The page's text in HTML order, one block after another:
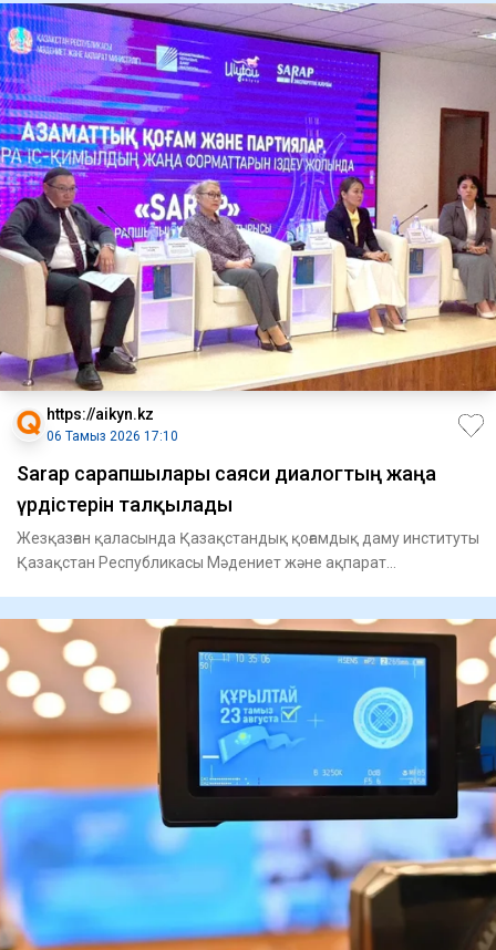
https://aikyn.kz
06 Тамыз 2026 17:10
Sarap сарапшылары саяси диалогтың жаңа
үрдістерін талқылады
Жезқазған қаласында Қазақстандық қоғамдық даму институты
Қазақстан Республикасы Мәдениет және ақпарат